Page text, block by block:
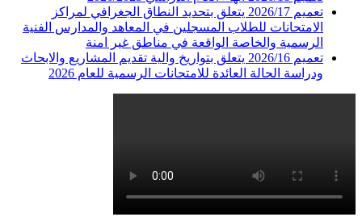
تعميم 2026/17 يتعلق بتحديد النطاق الجغرافي لمراكز
الامتحانات للطلاب المسجلين في المعاهد والمدارس الفنية
الرسمية والخاصة الواقعة في مناطق غير امنة
تعميم 2026/16 يتعلق بتواريخ والية تقديم المشاريع والابحاث
ودراسة الحالة العائدة للامتحانات الرسمية للعام 2026